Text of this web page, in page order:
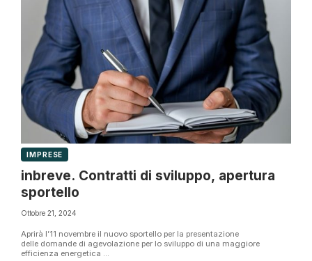
IMPRESE
inbreve. Contratti di sviluppo, apertura
sportello
Ottobre 21, 2024
Aprirà l’11 novembre il nuovo sportello per la presentazione
delle domande di agevolazione per lo sviluppo di una maggiore
efficienza energetica ...